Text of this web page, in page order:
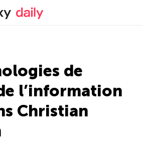
Blog officiel de Kaspersky
de
l’information
Christian